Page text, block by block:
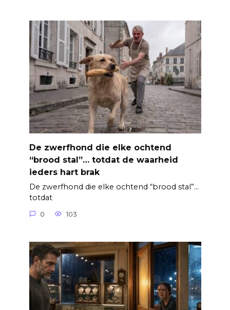
De zwerfhond die elke ochtend
“brood stal”… totdat de waarheid
ieders hart brak
De zwerfhond die elke ochtend “brood stal”…
totdat
0 103